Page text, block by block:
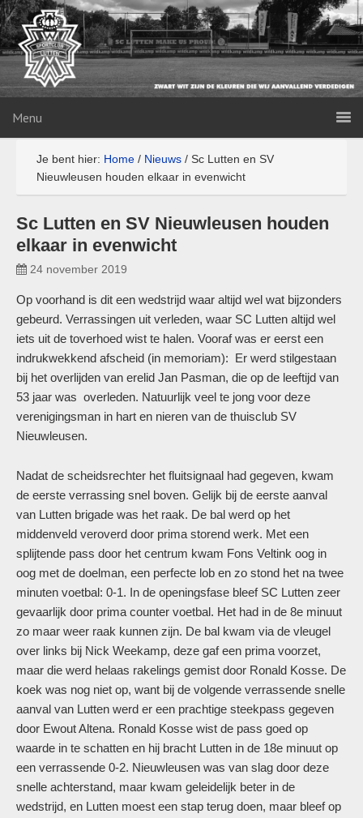
Menu
Je bent hier: Home / Nieuws / Sc Lutten en SV
Nieuwleusen houden elkaar in evenwicht
Sc Lutten en SV Nieuwleusen houden
elkaar in evenwicht
24 november 2019
Op voorhand is dit een wedstrijd waar altijd wel wat bijzonders
gebeurd. Verrassingen uit verleden, waar SC Lutten altijd wel
iets uit de toverhoed wist te halen. Vooraf was er eerst een
indrukwekkend afscheid (in memoriam): Er werd stilgestaan
bij het overlijden van erelid Jan Pasman, die op de leeftijd van
53 jaar was overleden. Natuurlijk veel te jong voor deze
verenigingsman in hart en nieren van de thuisclub SV
Nieuwleusen.
Nadat de scheidsrechter het fluitsignaal had gegeven, kwam
de eerste verrassing snel boven. Gelijk bij de eerste aanval
van Lutten brigade was het raak. De bal werd op het
middenveld veroverd door prima storend werk. Met een
splijtende pass door het centrum kwam Fons Veltink oog in
oog met de doelman, een perfecte lob en zo stond het na twee
minuten voetbal: 0-1. In de openingsfase bleef SC Lutten zeer
gevaarlijk door prima counter voetbal. Het had in de 8e minuut
zo maar weer raak kunnen zijn. De bal kwam via de vleugel
over links bij Nick Weekamp, deze gaf een prima voorzet,
maar die werd helaas rakelings gemist door Ronald Kosse. De
koek was nog niet op, want bij de volgende verrassende snelle
aanval van Lutten werd er een prachtige steekpass gegeven
door Ewout Altena. Ronald Kosse wist de pass goed op
waarde in te schatten en hij bracht Lutten in de 18e minuut op
een verrassende 0-2. Nieuwleusen was van slag door deze
snelle achterstand, maar kwam geleidelijk beter in de
wedstrijd, en Lutten moest een stap terug doen, maar bleef op